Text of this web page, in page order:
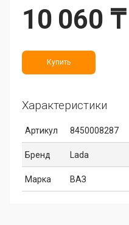
10 060 ₸
Купить
Характеристики
Артикул 8450008287
Бренд Lada
Марка ВАЗ